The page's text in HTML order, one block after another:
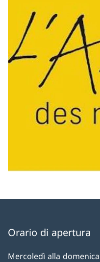
Orario di apertura
Mercoledì alla